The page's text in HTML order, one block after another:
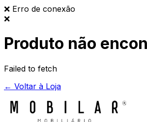
❌ Erro de conexão
❌
Produto não
Failed to fetch
← Voltar à Loja